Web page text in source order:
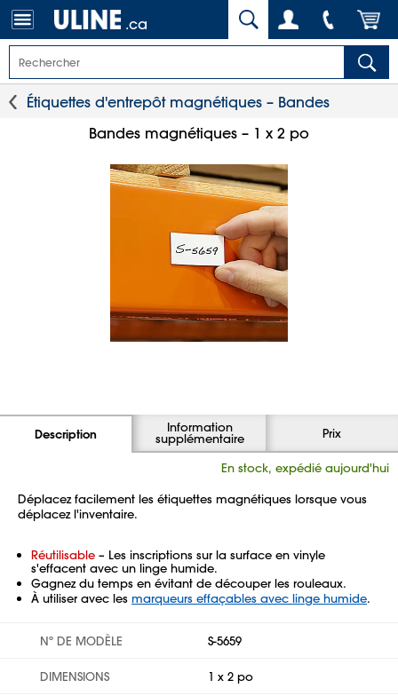
.ca
Étiquettes d'entrepôt magnétiques – Bandes
Bandes magnétiques – 1 x 2 po
Description Information
supplémentaire Prix
En stock, expédié aujourd'hui
Déplacez facilement les étiquettes magnétiques lorsque vous
déplacez l'inventaire.
Réutilisable – Les inscriptions sur la surface en vinyle
s'effacent avec un linge humide.
Gagnez du temps en évitant de découper les rouleaux.
À utiliser avec les marqueurs effaçables avec linge humide.
Nº DE MODÈLE S-5659
DIMENSIONS 1 x 2 po